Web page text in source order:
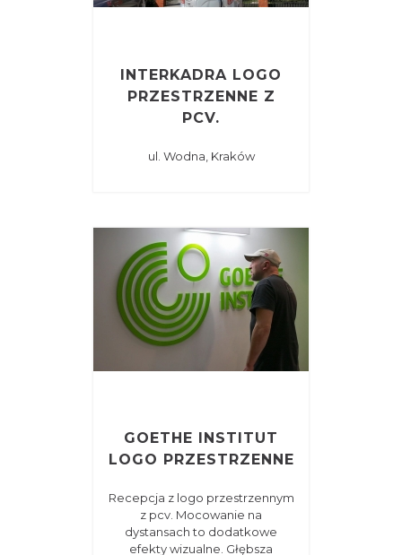
INTERKADRA LOGO
PRZESTRZENNE Z
PCV.
ul. Wodna, Kraków
GOETHE INSTITUT
LOGO PRZESTRZENNE
Recepcja z logo przestrzennym
z pcv. Mocowanie na
dystansach to dodatkowe
efekty wizualne. Głębsza